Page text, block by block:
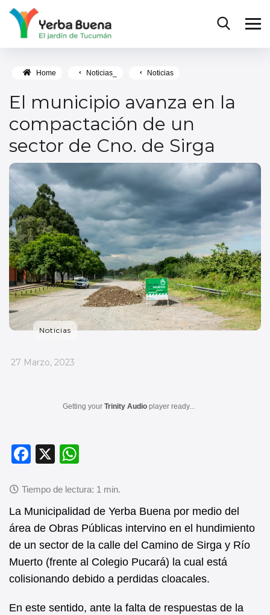
Home Noticias_ Noticias
El municipio avanza en la
compactación de un
sector de Cno. de Sirga
Noticias
_
27 Marzo, 2023
Getting your Trinity Audio player ready...
F
c
e
b
o
o
k
X
at
s
A
p
p
La Municipalidad de Yerba Buena por medio del
área de Obras Públicas intervino en el hundimiento
de un sector de la calle del Camino de Sirga y Río
Muerto (frente al Colegio Pucará) la cual está
colisionando debido a perdidas cloacales.
En este sentido, ante la falta de respuestas de la